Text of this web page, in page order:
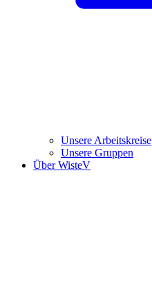
Unsere Arbeitskreise
Unsere Gruppen
Über WisteV